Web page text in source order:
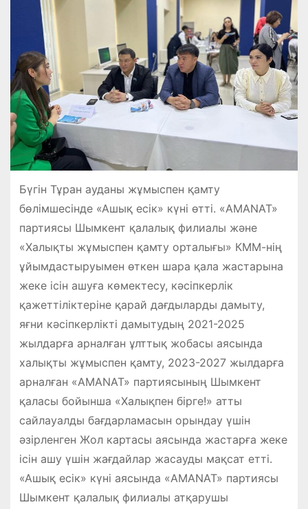
Бүгін Тұран ауданы жұмыспен қамту
бөлімшесінде «Ашық есік» күні өтті. «AMANAT»
партиясы Шымкент қалалық филиалы және
«Халықты жұмыспен қамту орталығы» КММ-нің
ұйымдастыруымен өткен шара қала жастарына
жеке ісін ашуға көмектесу, кәсіпкерлік
қажеттіліктеріне қарай дағдыларды дамыту,
яғни кәсіпкерлікті дамытудың 2021-2025
жылдарға арналған ұлттық жобасы аясында
халықты жұмыспен қамту, 2023-2027 жылдарға
арналған «AMANAT» партиясының Шымкент
қаласы бойынша «Халықпен бірге!» атты
сайлауалды бағдарламасын орындау үшін
әзірленген Жол картасы аясында жастарға жеке
ісін ашу үшін жағдайлар жасауды мақсат етті.
«Ашық есік» күні аясында «AMANAT» партиясы
Шымкент қалалық филиалы атқарушы